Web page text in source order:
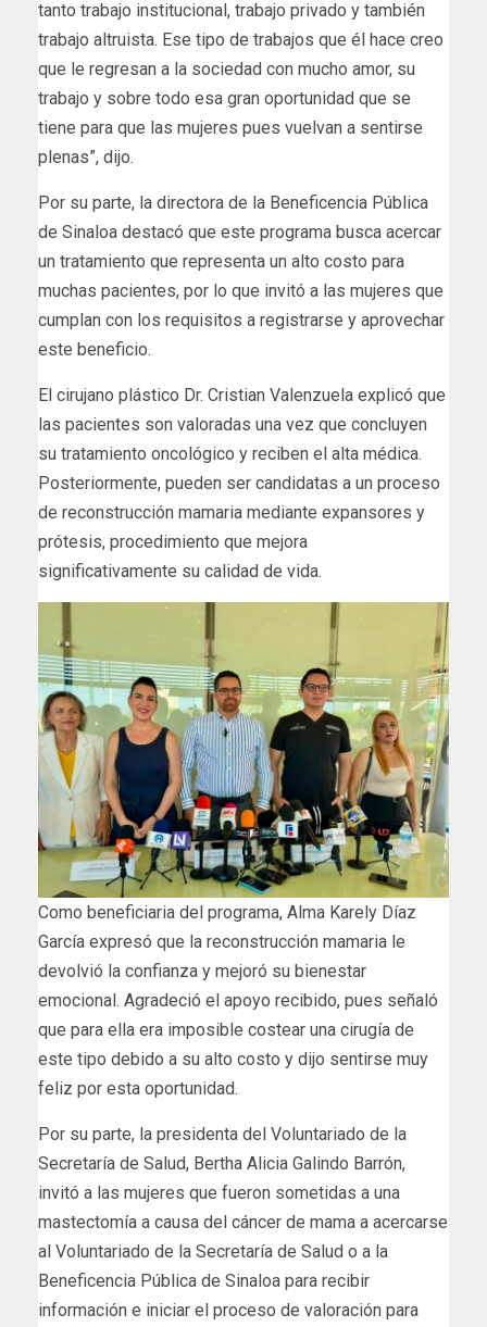
tanto trabajo institucional, trabajo privado y también
trabajo altruista. Ese tipo de trabajos que él hace creo
que le regresan a la sociedad con mucho amor, su
trabajo y sobre todo esa gran oportunidad que se
tiene para que las mujeres pues vuelvan a sentirse
plenas”, dijo.
Por su parte, la directora de la Beneficencia Pública
de Sinaloa destacó que este programa busca acercar
un tratamiento que representa un alto costo para
muchas pacientes, por lo que invitó a las mujeres que
cumplan con los requisitos a registrarse y aprovechar
este beneficio.
El cirujano plástico Dr. Cristian Valenzuela explicó que
las pacientes son valoradas una vez que concluyen
su tratamiento oncológico y reciben el alta médica.
Posteriormente, pueden ser candidatas a un proceso
de reconstrucción mamaria mediante expansores y
prótesis, procedimiento que mejora
significativamente su calidad de vida.
Como beneficiaria del programa, Alma Karely Díaz
García expresó que la reconstrucción mamaria le
devolvió la confianza y mejoró su bienestar
emocional. Agradeció el apoyo recibido, pues señaló
que para ella era imposible costear una cirugía de
este tipo debido a su alto costo y dijo sentirse muy
feliz por esta oportunidad.
Por su parte, la presidenta del Voluntariado de la
Secretaría de Salud, Bertha Alicia Galindo Barrón,
invitó a las mujeres que fueron sometidas a una
mastectomía a causa del cáncer de mama a acercarse
al Voluntariado de la Secretaría de Salud o a la
Beneficencia Pública de Sinaloa para recibir
información e iniciar el proceso de valoración para